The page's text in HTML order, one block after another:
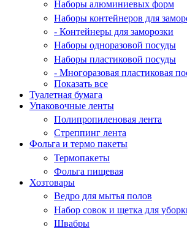
Наборы алюминиевых форм
Наборы контейнеров для
- Контейнеры для заморозки
Наборы одноразовой посуды
Наборы пластиковой посуды
- Многоразовая пластиковая
Показать все
Туалетная бумага
Упаковочные ленты
Полипропиленовая лента
Стреппинг лента
Фольга и термо пакеты
Термопакеты
Фольга пищевая
Хозтовары
Ведро для мытья полов
Набор совок и щетка для
Швабры